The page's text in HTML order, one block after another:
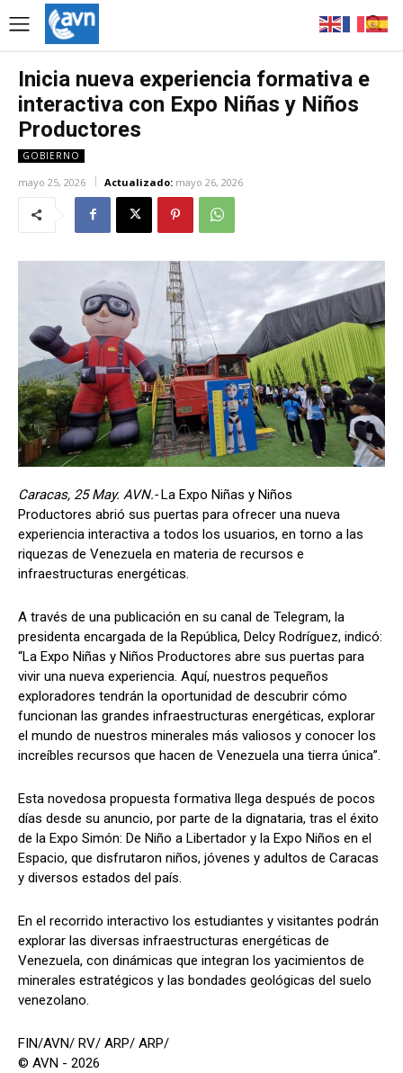
Inicia nueva experiencia formativa e
interactiva con Expo Niñas y Niños
Productores
GOBIERNO
mayo 25, 2026 Actualizado: mayo 26, 2026
Caracas, 25 May. AVN.- La Expo Niñas y Niños
Productores abrió sus puertas para ofrecer una nueva
experiencia interactiva a todos los usuarios, en torno a las
riquezas de Venezuela en materia de recursos e
infraestructuras energéticas.
A través de una publicación en su canal de Telegram, la
presidenta encargada de la República, Delcy Rodríguez, indicó:
“La Expo Niñas y Niños Productores abre sus puertas para
vivir una nueva experiencia. Aquí, nuestros pequeños
exploradores tendrán la oportunidad de descubrir cómo
funcionan las grandes infraestructuras energéticas, explorar
el mundo de nuestros minerales más valiosos y conocer los
increíbles recursos que hacen de Venezuela una tierra única”.
Esta novedosa propuesta formativa llega después de pocos
días desde su anuncio, por parte de la dignataria, tras el éxito
de la Expo Simón: De Niño a Libertador y la Expo Niños en el
Espacio, que disfrutaron niños, jóvenes y adultos de Caracas
y diversos estados del país.
En el recorrido interactivo los estudiantes y visitantes podrán
explorar las diversas infraestructuras energéticas de
Venezuela, con dinámicas que integran los yacimientos de
minerales estratégicos y las bondades geológicas del suelo
venezolano.
FIN/AVN/ RV/ ARP/ ARP/
© AVN - 2026